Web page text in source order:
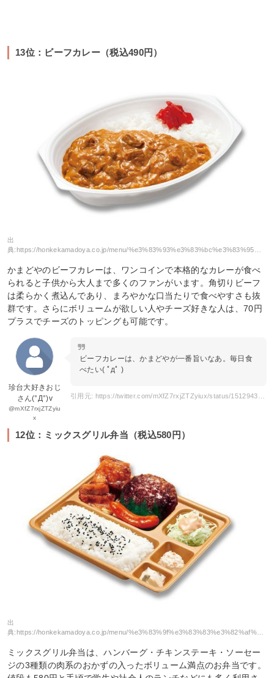
13位：ビーフカレー（税込490円）
出
典:https://honkekamadoya.co.jp/menu/%e3%83%93%e3%83%bc%e3%83%95%e3%82%ab%e3%83%ac%e3%83%bc/
かまどやのビーフカレーは、ワンコインで本格的なカレーが食べ
られると子供から大人まで多くのファンがいます。角切りビーフ
は柔らかく煮込んであり、まろやかな口当たりで食べやすさも抜
群です。さらにボリュームが欲しい人やチーズ好きな人は、70円
プラスでチーズのトッピングも可能です。
珍台大好きおじ
さん(°Д°)v
@mXfZ7rxjZTZyiu
x
ビーフカレーは、かまどやが一番旨いなあ。毎日食
べたい( ﾟдﾟ )
12位：ミックスグリル弁当（税込580円）
出
典:https://honkekamadoya.co.jp/menu/%e3%83%9f%e3%83%83%e3%82%af%e3%82%b9%e3%82%b0%e3%83%aa%e3%83%ab%e5%bc%81%e5%bd%93/
ミックスグリル弁当は、ハンバーグ・チキンステーキ・ソーセー
ジの3種類の肉系のおかずの入ったボリューム満点のお弁当です。